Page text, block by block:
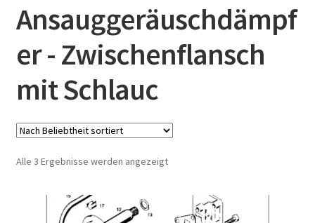
Ansauggeräuschdämpf
er - Zwischenflansch
mit Schlauc
Alle 3 Ergebnisse werden angezeigtNach